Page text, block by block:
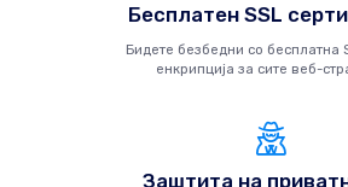
Бесплатен SSL
Бидете безбедни со бесплатна
енкрипција за сите веб-
Заштита на